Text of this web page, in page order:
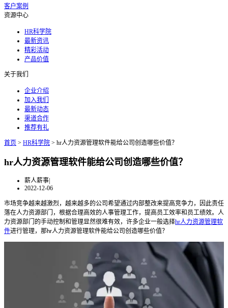
客户案例
资源中心
HR科学院
最新资讯
精彩活动
产品价值
关于我们
企业介绍
加入我们
最新动态
渠道合作
推荐有礼
首页 > HR科学院 > hr人力资源管理软件能给公司创造哪些价值？
hr人力资源管理软件能给公司创造哪些价值？
薪人薪事|
2022-12-06
市场竞争越来越激烈，越来越多的公司希望通过内部整改来提高竞争力，因此责任
落在人力资源部门，根据合理高效的人事管理工作，提高员工效率和员工绩效。人
力资源部门的手动控制和管理显然很难有效，许多企业一般选择hr人力资源管理软
件进行管理，那hr人力资源管理软件能给公司创造哪些价值？